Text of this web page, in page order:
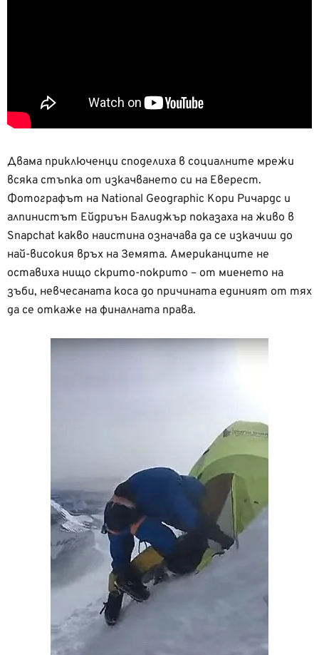
Двама приключенци споделиха в социалните мрежи
всяка стъпка от изкачването си на Еверест.
Фотографът на National Geographic Kори Ричардс и
алпинистът Ейдриън Балиджър показаха на живо в
Snapchat какво наистина означава да се изкачиш до
най-високия връх на Земята. Американците не
оставиха нищо скрито-покрито – от миенето на
зъби, невчесаната коса до причината единият от тях
да се откаже на финалната права.